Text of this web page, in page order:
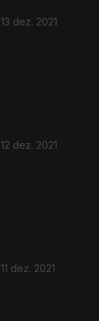
13 dez. 2021
12 dez. 2021
11 dez. 2021